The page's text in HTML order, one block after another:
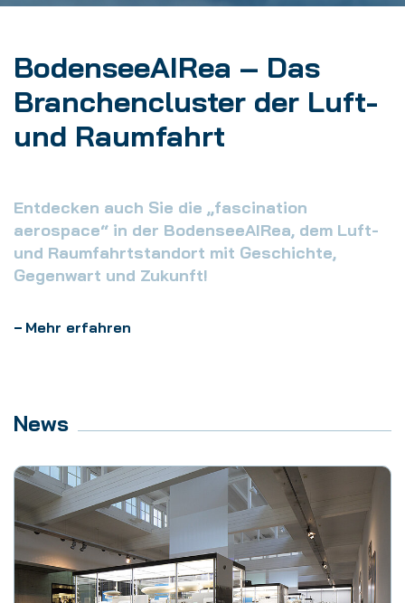
BodenseeAIRea – Das
Branchencluster der Luft-
und Raumfahrt
Entdecken auch Sie die „fascination
aerospace“ in der BodenseeAIRea, dem Luft-
und Raumfahrtstandort mit Geschichte,
Gegenwart und Zukunft!
Mehr erfahren
News